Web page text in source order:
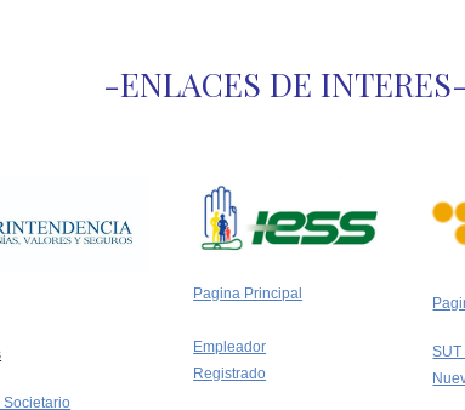
-ENLACES DE INTERES-
Societario
Pagina Principal
Empleador
Registrado